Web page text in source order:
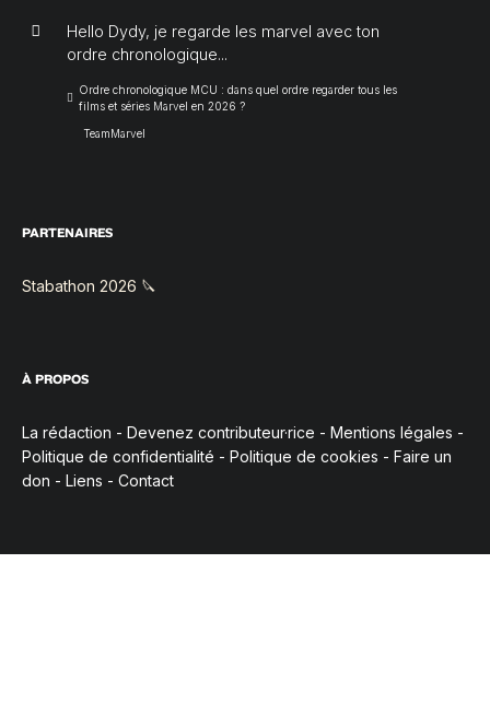
Hello Dydy, je regarde les marvel avec ton
ordre chronologique...
Ordre chronologique MCU : dans quel ordre regarder tous les
films et séries Marvel en 2026 ?
TeamMarvel
PARTENAIRES
Stabathon 2026 🔪
À PROPOS
La rédaction - Devenez contributeur·rice - Mentions légales -
Politique de confidentialité - Politique de cookies - Faire un
don - Liens - Contact